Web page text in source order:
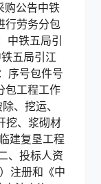
购公告中铁
行劳务分包
铁五局引
五局引江
序号包件号
包工程工作
、挖运、
挖、浆砌材
建复垦工程
、投标人资
注册和《中